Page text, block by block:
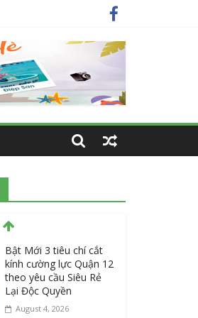
Bật Mới 3 tiêu chí cắt
theo yêu cầu Siêu Rẻ
Lại Độc Quyền
August 4, 2026